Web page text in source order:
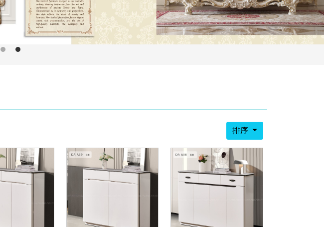
排序